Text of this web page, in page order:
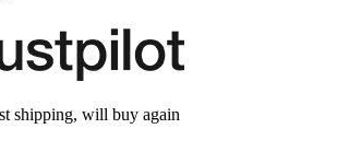
shipping, will buy again